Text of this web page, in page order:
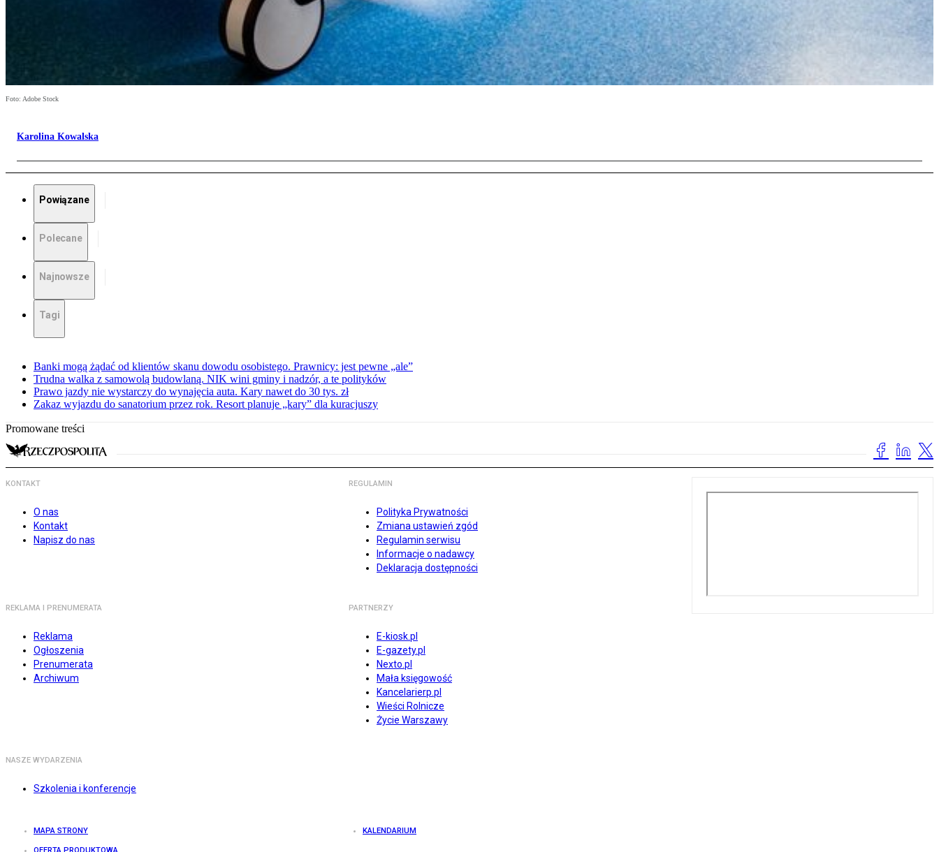
Foto: Adobe Stock
Karolina Kowalska
Powiązane
Polecane
Najnowsze
Tagi
Banki mogą żądać od klientów skanu dowodu osobistego. Prawnicy: jest pewne „ale”
Trudna walka z samowolą budowlaną. NIK wini gminy i nadzór, a te polityków
Prawo jazdy nie wystarczy do wynajęcia auta. Kary nawet do 30 tys. zł
Zakaz wyjazdu do sanatorium przez rok. Resort planuje „kary” dla kuracjuszy
Promowane treści
KONTAKT
O nas
Kontakt
Napisz do nas
REGULAMIN
Polityka Prywatności
Zmiana ustawień zgód
Regulamin serwisu
Informacje o nadawcy
Deklaracja dostępności
REKLAMA I PRENUMERATA
Reklama
Ogłoszenia
Prenumerata
Archiwum
PARTNERZY
E-kiosk.pl
E-gazety.pl
Nexto.pl
Mała księgowość
Kancelarierp.pl
Wieści Rolnicze
Życie Warszawy
NASZE WYDARZENIA
Szkolenia i konferencje
MAPA STRONY KALENDARIUM